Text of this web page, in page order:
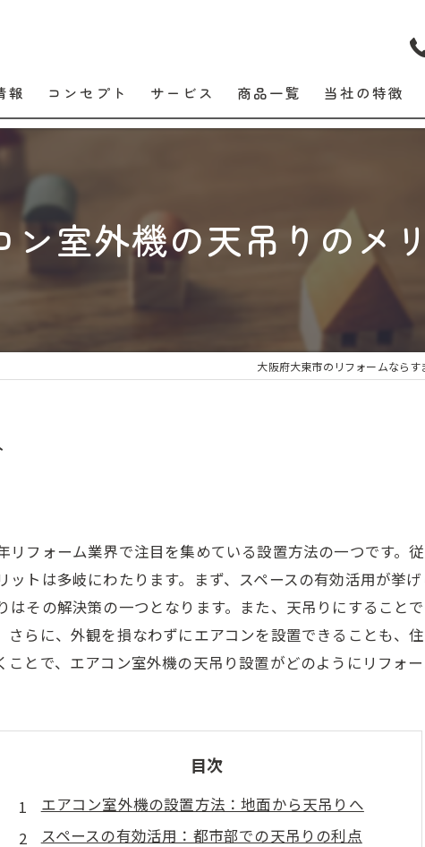
報 コンセプト サービス 商品一覧 当社の特徴
工事
メンテナンス
住宅設備
ン室外機の天吊りのメ
大阪府大東市のリフォームならす
フォーム業界で注目を集めている設置方法の一つです。
トは多岐にわたります。まず、スペースの有効活用が挙
その解決策の一つとなります。また、天吊りにすること
らに、外観を損なわずにエアコンを設置できることも、
とで、エアコン室外機の天吊り設置がどのようにリフォ
目次
エアコン室外機の設置方法：地面から天吊りへ
スペースの有効活用：都市部での天吊りの利点